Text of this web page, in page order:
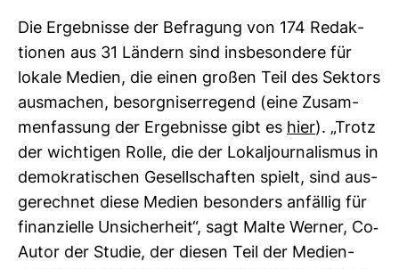
Die Ergeb­nisse der Befra­gung von 174 Redak­
tionen aus 31 Län­dern sind ins­be­son­dere für
lokale Medien, die einen großen Teil des Sek­tors
aus­ma­chen, besorg­nis­er­re­gend (eine Zusam­
men­fas­sung der Ergeb­nisse gibt es hier). „Trotz
der wich­tigen Rolle, die der Lokal­jour­na­lismus in
demo­kra­ti­schen Gesell­schaften spielt, sind aus­
ge­rechnet diese Medien beson­ders anfällig für
finan­zi­elle Unsi­cher­heit“, sagt Malte Werner, Co-​
Autor der Studie, der diesen Teil der Medi­en­